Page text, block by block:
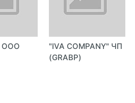
ООО
"IVA COMPANY" ЧП
(GRABP)